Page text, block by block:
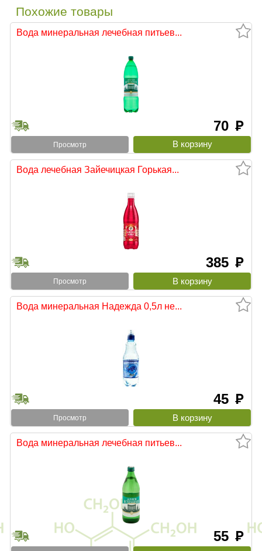
Похожие товары
Вода минеральная лечебная питьев...
70 руб
Просмотр
Вода лечебная Зайечицкая Горькая...
385 руб
Просмотр
Вода минеральная Надежда 0,5л не...
45 руб
Просмотр
Вода минеральная лечебная питьев...
55 руб